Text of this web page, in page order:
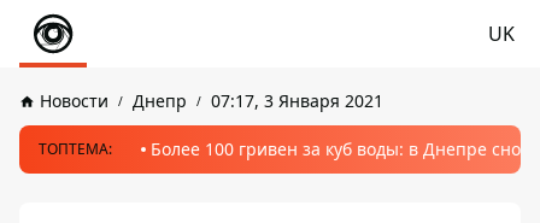
UK
Новости Днепр 07:17, 3 Января 2021
ТОПТЕМА: Более 100 гривен за куб воды: в Днепре